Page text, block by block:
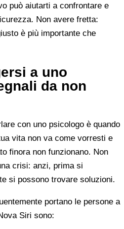
può aiutarti a confrontare e
Non avere fretta:
è più importante che
a uno
da non
con uno psicologo è quando
vita non va come vorresti e
finora non funzionano. Non
crisi: anzi, prima si
si possono trovare soluzioni.
portano le persone a
Siri sono: